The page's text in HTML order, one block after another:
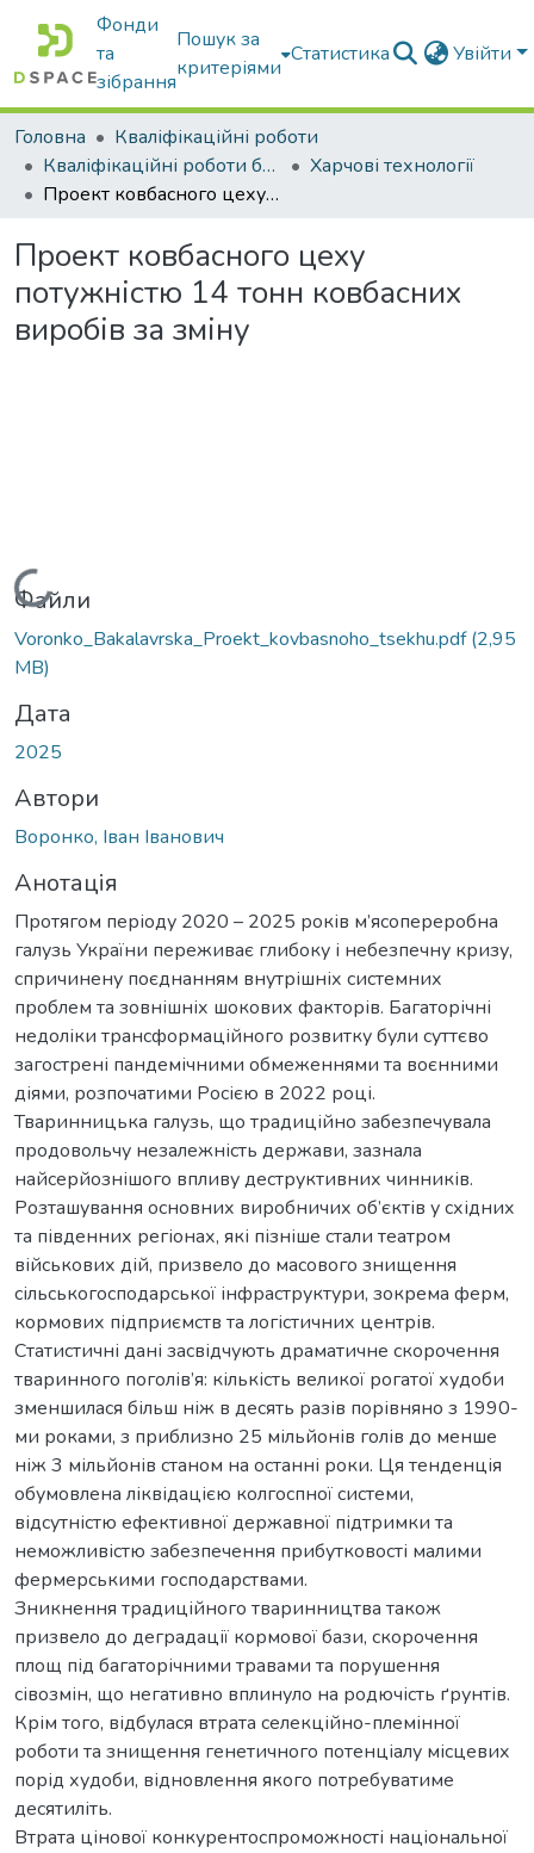
Фонди
та
зібрання
Пошук за
критеріями
Статистика Увійти
Головна
Кваліфікаційні роботи
Кваліфікаційні роботи бакалаврів
Харчові технології
Проект ковбасного цеху потужністю 14 тонн ковбасних виробів за зміну
Проект ковбасного цеху
потужністю 14 тонн ковбасних
виробів за зміну
Файли
Voronko_Bakalavrska_Proekt_kovbasnoho_tsekhu.pdf(2,95
MB)
Дата
2025
Автори
Воронко, Іван Іванович
Анотація
Протягом періоду 2020 – 2025 років м’ясопереробна
галузь України переживає глибоку і небезпечну кризу,
спричинену поєднанням внутрішніх системних
проблем та зовнішніх шокових факторів. Багаторічні
недоліки трансформаційного розвитку були суттєво
загострені пандемічними обмеженнями та воєнними
діями, розпочатими Росією в 2022 році.
Тваринницька галузь, що традиційно забезпечувала
продовольчу незалежність держави, зазнала
найсерйознішого впливу деструктивних чинників.
Розташування основних виробничих об’єктів у східних
та південних регіонах, які пізніше стали театром
військових дій, призвело до масового знищення
сільськогосподарської інфраструктури, зокрема ферм,
кормових підприємств та логістичних центрів.
Статистичні дані засвідчують драматичне скорочення
тваринного поголів’я: кількість великої рогатої худоби
зменшилася більш ніж в десять разів порівняно з 1990-
ми роками, з приблизно 25 мільйонів голів до менше
ніж 3 мільйонів станом на останні роки. Ця тенденція
обумовлена ліквідацією колгоспної системи,
відсутністю ефективної державної підтримки та
неможливістю забезпечення прибутковості малими
фермерськими господарствами.
Зникнення традиційного тваринництва також
призвело до деградації кормової бази, скорочення
площ під багаторічними травами та порушення
сівозмін, що негативно вплинуло на родючість ґрунтів.
Крім того, відбулася втрата селекційно-племінної
роботи та знищення генетичного потенціалу місцевих
порід худоби, відновлення якого потребуватиме
десятиліть.
Втрата цінової конкурентоспроможності національної